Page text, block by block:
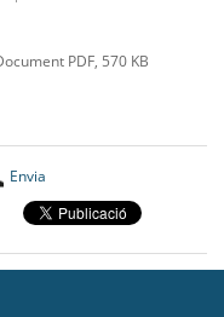
PDF, 570 KB
Envia